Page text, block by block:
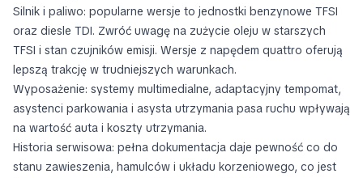
Silnik i paliwo: popularne wersje to jednostki benzynowe TFSI
oraz diesle TDI. Zwróć uwagę na zużycie oleju w starszych
TFSI i stan czujników emisji. Wersje z napędem quattro oferują
lepszą trakcję w trudniejszych warunkach.
Wyposażenie: systemy multimedialne, adaptacyjny tempomat,
asystenci parkowania i asysta utrzymania pasa ruchu wpływają
na wartość auta i koszty utrzymania.
Historia serwisowa: pełna dokumentacja daje pewność co do
stanu zawieszenia, hamulców i układu korzeniowego, co jest